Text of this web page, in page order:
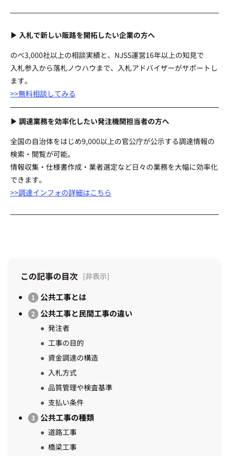
▶ 入札で新しい販路を開拓したい企業の方へ
のべ3,000社以上の相談実績と、NJSS運営16年以上の知見で
入札参入から落札ノウハウまで、入札アドバイザーがサポートし
ます。
>>無料相談してみる
▶ 調達業務を効率化したい発注機関担当者の方へ
全国の自治体をはじめ9,000以上の官公庁が公示する調達情報の
検索・閲覧が可能。
情報収集・仕様書作成・業者選定など日々の業務を大幅に効率化
できます。
>>調達インフォの詳細はこちら
この記事の目次
公共工事とは
公共工事と民間工事の違い
発注者
工事の目的
資金調達の構造
入札方式
品質管理や検査基準
支払い条件
公共工事の種類
道路工事
橋梁工事